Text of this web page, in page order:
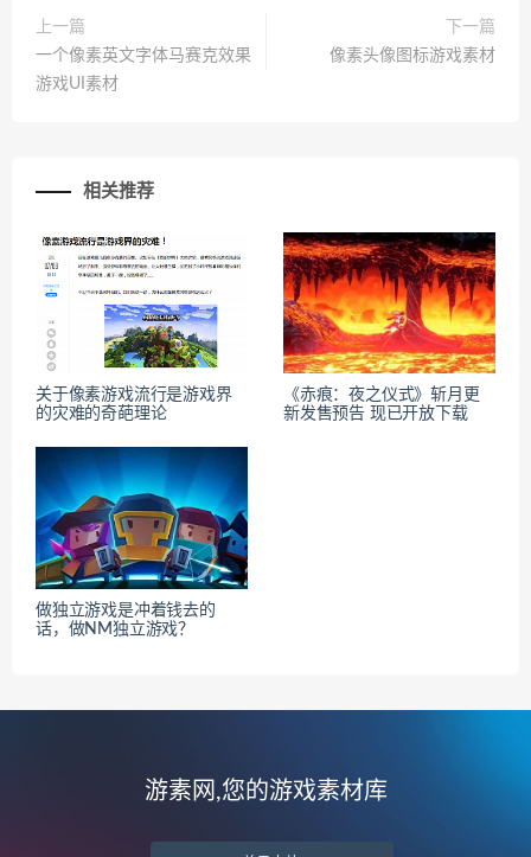
上一篇
一个像素英文字体马赛克效果
游戏UI素材
下一篇
像素头像图标游戏素材
相关推荐
关于像素游戏流行是游戏界
的灾难的奇葩理论
《赤痕：夜之仪式》斩月更
新发售预告 现已开放下载
做独立游戏是冲着钱去的
话，做NM独立游戏？
游素网,您的游戏素材库